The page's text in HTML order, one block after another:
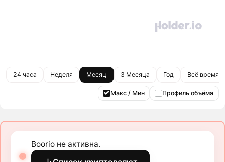
24 часа Неделя Месяц 3 Месяца Год Всё время
Макс / Мин Профиль объёма
Boorio не активна.